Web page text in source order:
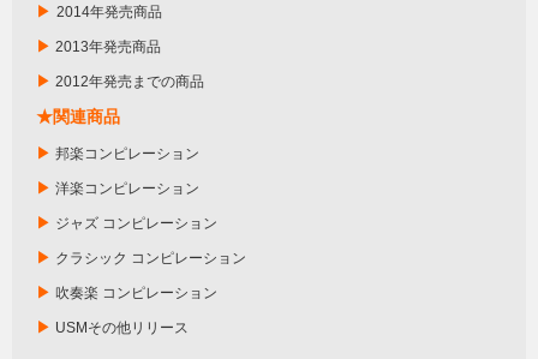
▶ 2014年発売商品
▶ 2013年発売商品
▶ 2012年発売までの商品
★関連商品
▶ 邦楽コンピレーション
▶ 洋楽コンピレーション
▶ ジャズ コンピレーション
▶ クラシック コンピレーション
▶ 吹奏楽 コンピレーション
▶ USMその他リリース